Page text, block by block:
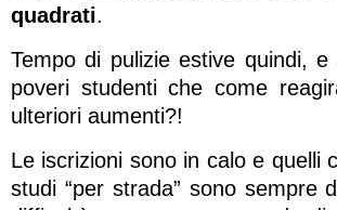
quadrati.
Tempo di pulizie estive quindi,
poveri studenti che come
ulteriori aumenti?!
Le iscrizioni sono in calo e quelli
studi “per strada” sono sempre